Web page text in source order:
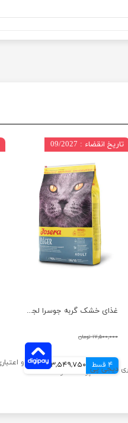
غذای خشک گربه جوسرا لجر مناسب کنترل وزن وزن 10 کیلوگرم
۱۷,۵۰۰,۰۰۰ تومان
۱۴,۱۹۹,۰۰۰ تومان
4 قسط 3,549,750 تومانی
تاریخ انقضاء : 09/2027